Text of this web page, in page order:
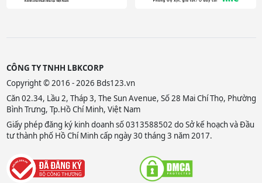
CÔNG TY TNHH LBKCORP
Copyright © 2016 - 2026 Bds123.vn
Căn 02.34, Lầu 2, Tháp 3, The Sun Avenue, Số 28 Mai Chí Thọ, Phường
Bình Trưng, Tp.Hồ Chí Minh, Việt Nam
Giấy phép đăng ký kinh doanh số 0313588502 do Sở kế hoạch và Đầu
tư thành phố Hồ Chí Minh cấp ngày 30 tháng 3 năm 2017.